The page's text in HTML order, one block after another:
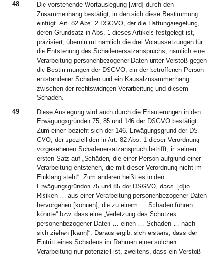
48
Die vorstehende Wortauslegung [wird] durch den
Zusammenhang bestätigt, in den sich diese Bestimmung
einfügt. Art. 82 Abs. 2 DSGVO, der die Haftungsregelung,
deren Grundsatz in Abs. 1 dieses Artikels festgelegt ist,
präzisiert, übernimmt nämlich die drei Voraussetzungen für
die Entstehung des Schadenersatzanspruchs, nämlich eine
Verarbeitung personenbezogener Daten unter Verstoß gegen
die Bestimmungen der DSGVO, ein der betroffenen Person
entstandener Schaden und ein Kausalzusammenhang
zwischen der rechtswidrigen Verarbeitung und diesem
Schaden.
49
Diese Auslegung wird auch durch die Erläuterungen in den
Erwägungsgründen 75, 85 und 146 der DSGVO bestätigt.
Zum einen bezieht sich der 146. Erwägungsgrund der DS-
GVO, der speziell den in Art. 82 Abs. 1 dieser Verordnung
vorgesehenen Schadenersatzanspruch betrifft, in seinem
ersten Satz auf „Schäden, die einer Person aufgrund einer
Verarbeitung entstehen, die mit dieser Verordnung nicht im
Einklang steht“. Zum anderen heißt es in den
Erwägungsgründen 75 und 85 der DSGVO, dass „[d]ie
Risiken … aus einer Verarbeitung personenbezogener Daten
hervorgehen [können], die zu einem … Schaden führen
könnte“ bzw. dass eine „Verletzung des Schutzes
personenbezogener Daten … einen … Schaden … nach
sich ziehen [kann]“. Daraus ergibt sich erstens, dass der
Eintritt eines Schadens im Rahmen einer solchen
Verarbeitung nur potenziell ist, zweitens, dass ein Verstoß